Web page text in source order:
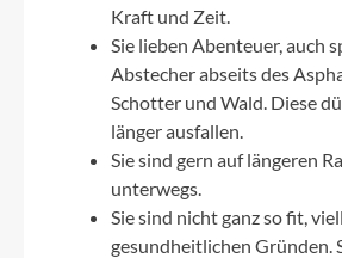
Kraft und Zeit.
Sie lieben Abenteuer, auch
Abstecher abseits des
Schotter und Wald. Diese
länger ausfallen.
Sie sind gern auf längeren
unterwegs.
Sie sind nicht ganz so fit,
gesundheitlichen Gründen.